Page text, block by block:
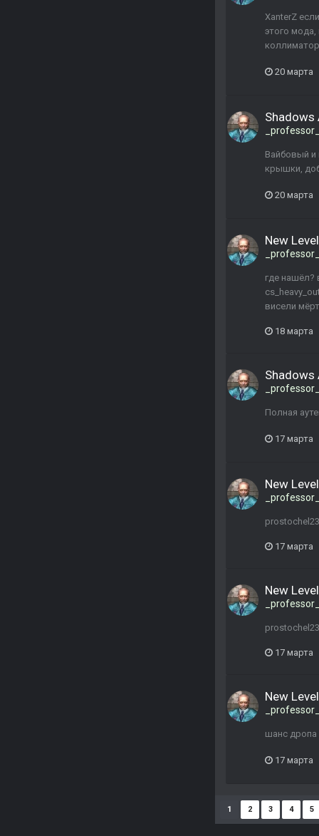
XanterZ
этого
20 марта
Shadows
Вайбовый
крышки,
20 марта
New
где нашёл?
висели
18 марта
Shadows
Полная
17 марта
New
17 марта
New
17 марта
New
шанс дропа
17 марта
1 2 3 4 5